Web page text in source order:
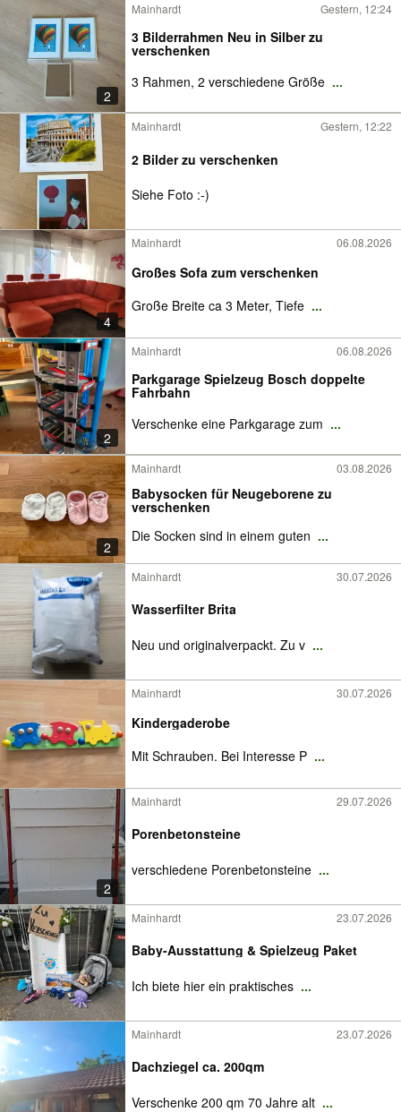
2
Mainhardt Gestern, 12:24
3 Bilderrahmen Neu in Silber zu
verschenken
3 Rahmen, 2 verschiedene Größe ...
Mainhardt Gestern, 12:22
2 Bilder zu verschenken
Siehe Foto :-)
4
Mainhardt 06.08.2026
Großes Sofa zum verschenken
Große Breite ca 3 Meter, Tiefe ...
2
Mainhardt 06.08.2026
Parkgarage Spielzeug Bosch doppelte
Fahrbahn
Verschenke eine Parkgarage zum ...
2
Mainhardt 03.08.2026
Babysocken für Neugeborene zu
verschenken
Die Socken sind in einem guten ...
Mainhardt 30.07.2026
Wasserfilter Brita
Neu und originalverpackt. Zu v ...
Mainhardt 30.07.2026
Kindergaderobe
Mit Schrauben. Bei Interesse P ...
2
Mainhardt 29.07.2026
Porenbetonsteine
verschiedene Porenbetonsteine ...
Mainhardt 23.07.2026
Baby-Ausstattung & Spielzeug Paket
Ich biete hier ein praktisches ...
Mainhardt 23.07.2026
Dachziegel ca. 200qm
Verschenke 200 qm 70 Jahre alt ...